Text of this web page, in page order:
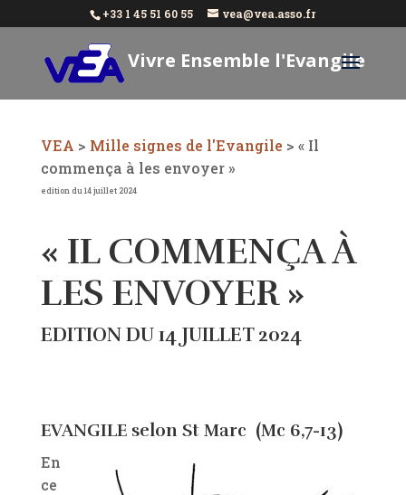
+33 1 45 51 60 55 vea@vea.asso.fr
Vivre Ensemble l'Evangile
VEA > Mille signes de l'Evangile > « Il
commença à les envoyer »
edition du 14 juillet 2024
« IL COMMENÇA À
LES ENVOYER »
EDITION DU 14 JUILLET 2024
EVANGILE selon St Marc (Mc 6,7-13)
En
ce